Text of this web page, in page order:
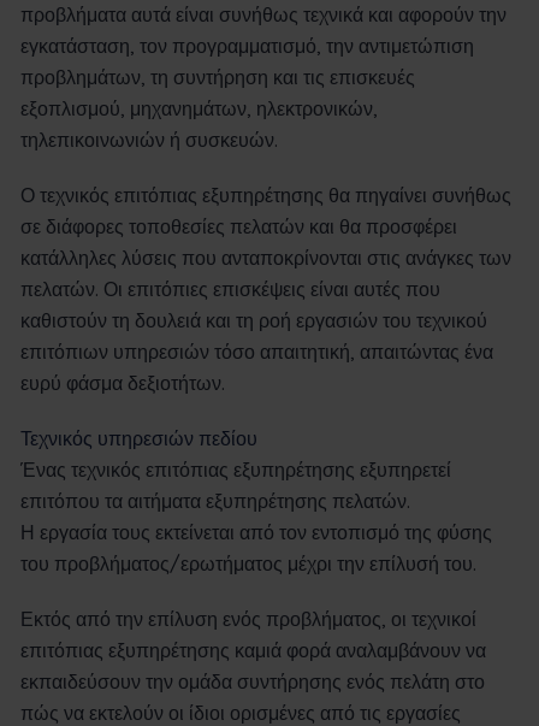
προβλήματα αυτά είναι συνήθως τεχνικά και αφορούν την
εγκατάσταση, τον προγραμματισμό, την αντιμετώπιση
προβλημάτων, τη συντήρηση και τις επισκευές
εξοπλισμού, μηχανημάτων, ηλεκτρονικών,
τηλεπικοινωνιών ή συσκευών.
Ο τεχνικός επιτόπιας εξυπηρέτησης θα πηγαίνει συνήθως
σε διάφορες τοποθεσίες πελατών και θα προσφέρει
κατάλληλες λύσεις που ανταποκρίνονται στις ανάγκες των
πελατών. Οι επιτόπιες επισκέψεις είναι αυτές που
καθιστούν τη δουλειά και τη ροή εργασιών του τεχνικού
επιτόπιων υπηρεσιών τόσο απαιτητική, απαιτώντας ένα
ευρύ φάσμα δεξιοτήτων.
Τεχνικός υπηρεσιών πεδίου
Ένας τεχνικός επιτόπιας εξυπηρέτησης εξυπηρετεί
επιτόπου τα αιτήματα εξυπηρέτησης πελατών.
Η εργασία τους εκτείνεται από τον εντοπισμό της φύσης
του προβλήματος/ερωτήματος μέχρι την επίλυσή του.
Εκτός από την επίλυση ενός προβλήματος, οι τεχνικοί
επιτόπιας εξυπηρέτησης καμιά φορά αναλαμβάνουν να
εκπαιδεύσουν την ομάδα συντήρησης ενός πελάτη στο
πώς να εκτελούν οι ίδιοι ορισμένες από τις εργασίες